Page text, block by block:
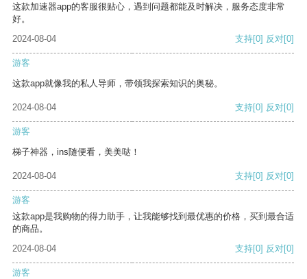
这款加速器app的客服很贴心，遇到问题都能及时解决，服务态度非常
好。
2024-08-04
支持[0] 反对[0]
游客
这款app就像我的私人导师，带领我探索知识的奥秘。
2024-08-04 支持[0] 反对[0]
游客
梯子神器，ins随便看，美美哒！
2024-08-04 支持[0] 反对[0]
游客
这款app是我购物的得力助手，让我能够找到最优惠的价格，买到最合适
的商品。
2024-08-04
支持[0] 反对[0]
游客